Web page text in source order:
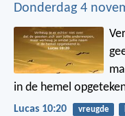
Donderdag 4
in de hemel
Lucas 10:20 vreugde